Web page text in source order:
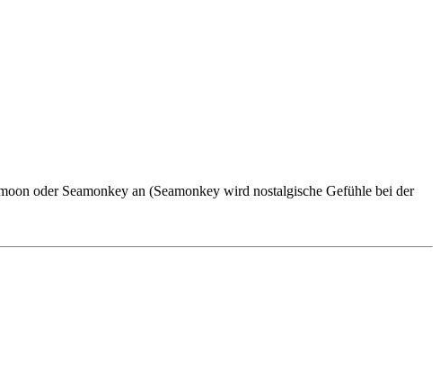
oder Seamonkey an (Seamonkey wird nostalgische Gefühle bei der